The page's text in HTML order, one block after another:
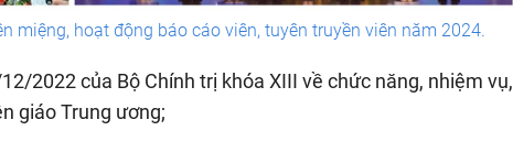
miệng, hoạt động báo cáo viên, tuyên truyền viên năm 2024.
2022 của Bộ Chính trị khóa XIII về chức năng, nhiệm vụ,
giáo Trung ương;